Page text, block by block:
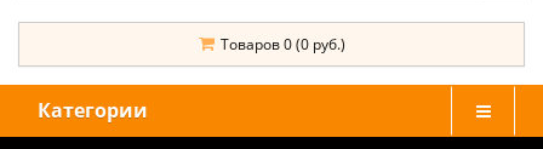
Товаров 0 (0 руб.)
Категории